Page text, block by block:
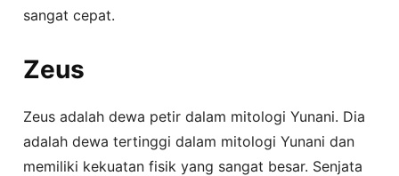
sangat cepat.
Zeus
Zeus adalah dewa petir dalam mitologi Yunani. Dia
adalah dewa tertinggi dalam mitologi Yunani dan
memiliki kekuatan fisik yang sangat besar. Senjata